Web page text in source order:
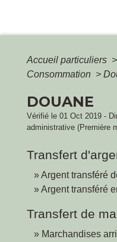
Accueil particuliers >
Consommation >
DOUANE
Vérifié le 01 Oct 2019 -
administrative (Première
Transfert
Argent transféré
Argent transféré
Transfert de
Marchandises